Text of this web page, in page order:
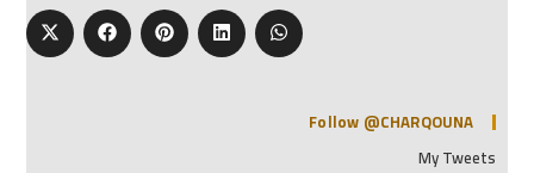
Follow @CHARQOUNA
My Tweets